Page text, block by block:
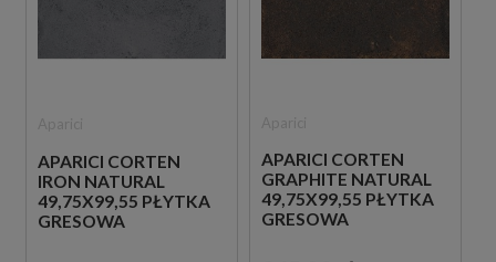
APARICI CORTEN
IRON NATURAL
49,75X99,55 PŁYTKA
GRESOWA
APARICI CORTEN
GRAPHITE NATURAL
49,75X99,55 PŁYTKA
GRESOWA